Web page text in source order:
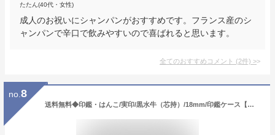
たたん(40代・女性)
成人のお祝いにシャンパンがおすすめです。フランス産のシ
ャンパンで辛口で飲みやすいので喜ばれると思います。
全てのおすすめコメント (2件) >
no. 8
送料無料◆印鑑・はんこ/実印/黒水牛（芯持）/18mm/印鑑ケース【銀枠】[印鑑 実印/印鑑ケース付き セット/ハンコ/判子/ギフト プレゼント お祝い 子供/結婚祝い/就職祝い/成人祝い/名前 フルネーム/男性向け 18ミリ]